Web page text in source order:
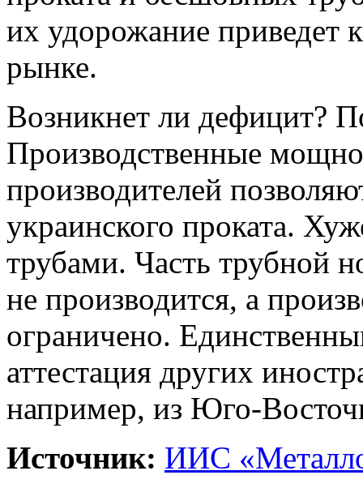
их удорожание приведет
рынке.
Возникнет ли дефицит?
Производственные
производителей
украинского проката.
трубами. Часть трубной
не производится, а
ограничено.
аттестация других
например, из Юго-
Источник: ИИС